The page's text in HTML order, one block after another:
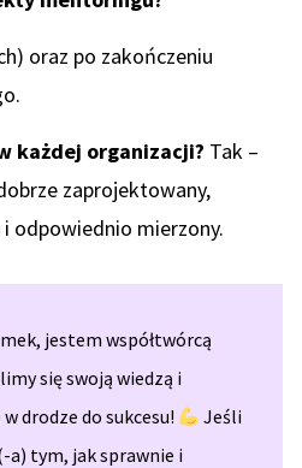
oraz po zakończeniu
każdej organizacji? Tak –
zaprojektowany,
odpowiednio mierzony.
jestem współtwórcą
się swoją wiedzą i
drodze do sukcesu!
Jeśli
a) tym, jak sprawnie i